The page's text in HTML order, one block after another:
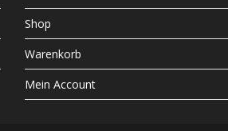
Shop
Warenkorb
Mein Account